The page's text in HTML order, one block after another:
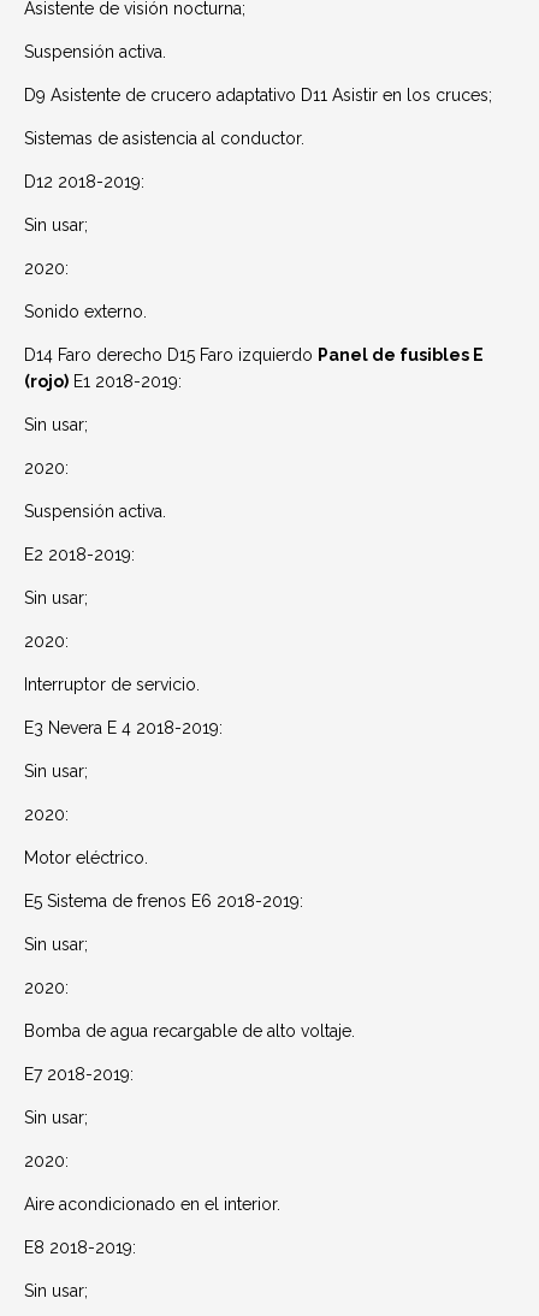
Asistente de visión nocturna;
Suspensión activa.
D9 Asistente de crucero adaptativo D11 Asistir en los cruces;
Sistemas de asistencia al conductor.
D12 2018-2019:
Sin usar;
2020:
Sonido externo.
D14 Faro derecho D15 Faro izquierdo Panel de fusibles E
(rojo) E1 2018-2019:
Sin usar;
2020:
Suspensión activa.
E2 2018-2019:
Sin usar;
2020:
Interruptor de servicio.
E3 Nevera E 4 2018-2019:
Sin usar;
2020:
Motor eléctrico.
E5 Sistema de frenos E6 2018-2019:
Sin usar;
2020:
Bomba de agua recargable de alto voltaje.
E7 2018-2019:
Sin usar;
2020:
Aire acondicionado en el interior.
E8 2018-2019:
Sin usar;